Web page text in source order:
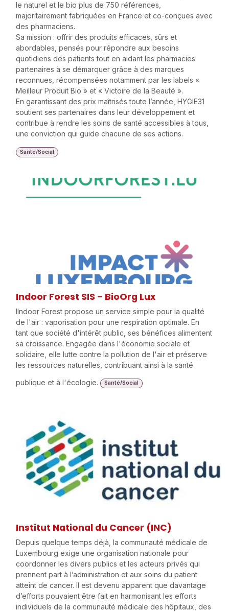
le naturel et le bio plus de 750 références,
majoritairement fabriquées en France et co-conçues avec
des pharmaciens.
Sa mission : offrir des produits efficaces, sûrs et
abordables, pensés pour répondre aux besoins
quotidiens des patients tout en aidant les pharmacies
partenaires à se démarquer grâce à des marques
reconnues, récompensées notamment par les labels «
Meilleur Produit Bio » et « Victoire de la Beauté ».
En garantissant des prix maîtrisés toute l’année, HYGIE31
soutient ses partenaires dans leur développement et
contribue à rendre les soins de santé accessibles à tous,
une conviction qui guide chacune de ses actions.
Santé/Social
Indoor Forest SIS - BioOrg Lux
IIndoor Forest propose un service simple pour la qualité
de l'air : vaporisation pour une respiration optimale. En
tant que société d'intérêt public, ses bénéfices alimentent
sa croissance. Engagée dans l'économie sociale et
solidaire, elle lutte contre la pollution de l'air et préserve
les ressources naturelles, contribuant ainsi à la santé
publique et à l'écologie.
Santé/Social
Institut National du Cancer (INC)
Depuis quelque temps déjà, la communauté médicale de
Luxembourg exige une organisation nationale pour
coordonner les divers publics et les acteurs privés qui
prennent part à l’administration et aux soins du patient
atteint de cancer. Il est devenu apparent que davantage
d’efforts pouvaient être fait en harmonisant les efforts
individuels de la communauté médicale des hôpitaux, des